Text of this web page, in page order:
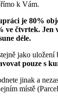
k Vám.
je 80%
ve čtvrtek. Jen
déle.
jako
pouze s
jinak a
místě